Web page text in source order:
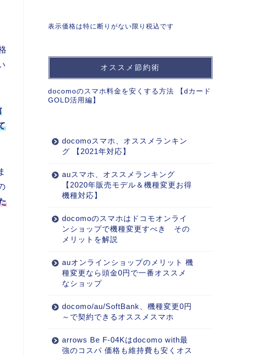
表示価格は特に断りがない限り税込です
オススメ節約術
docomoのスマホ料金を安くする方法 【dカード
GOLD活用編】
docomoスマホ、オススメランキン
グ 【2021年対応】
auスマホ、オススメランキング
【2020年販売モデル＆機種変更お得
機種対応】
docomoのスマホはドコモオンライ
ンショップで機種変更すべき その
メリットを解説
auオンラインショップのメリット 機
種変更なら頭金0円で一番オススメ
なショップ
docomo/au/SoftBank、機種変更0円
～で契約できるオススメスマホ
arrows Be F-04Kはdocomo with最
強のコスパ 価格も維持費も安くオス